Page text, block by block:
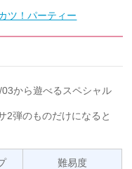
ツ！パーティー
から遊べるスペシャル
2弾のものだけになると
難易度